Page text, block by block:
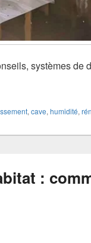
systèmes de
, cave, humidité,
: